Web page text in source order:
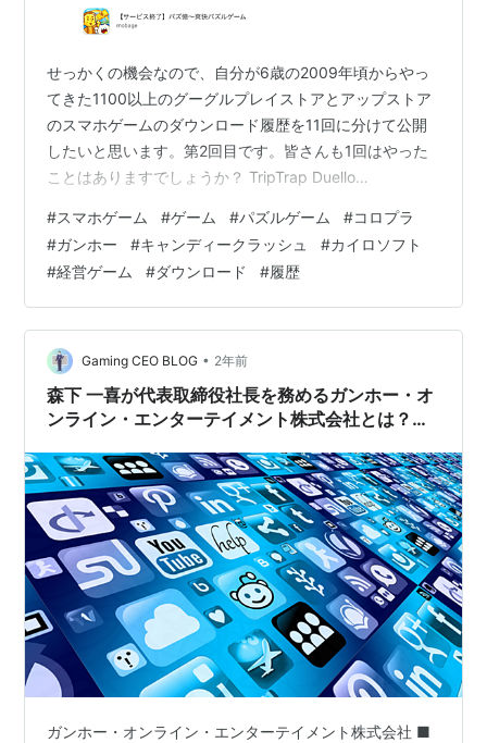
せっかくの機会なので、自分が6歳の2009年頃からやっ
てきた1100以上のグーグルプレイストアとアップストア
のスマホゲームのダウンロード履歴を11回に分けて公開
したいと思います。第2回目です。皆さんも1回はやった
ことはありますでしょうか？ TripTrap Duello
CrewVirtual City Playground:建設の王者 G5
EntertainmentVirtual City® G5 EntertainmentVirtual
City®: Paradise Resort G5 Enter…
#スマホゲーム #ゲーム #パズルゲーム #コロプラ
#ガンホー #キャンディークラッシュ #カイロソフト
#経営ゲーム #ダウンロード #履歴
Gaming CEO BLOG • 2年前
森下 一喜が代表取締役社長を務めるガンホー・オ
ンライン・エンターテイメント株式会社とは？経
ガンホー・オンライン・エンターテイメント株式会社 ■